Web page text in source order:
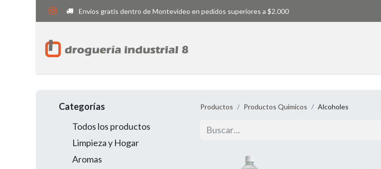
Envíos gratis dentro de Montevideo en pedidos superiores a $2.000
Categorías
Todos los productos
Limpieza y Hogar
Aromas
Productos Productos Quimicos Alcoholes